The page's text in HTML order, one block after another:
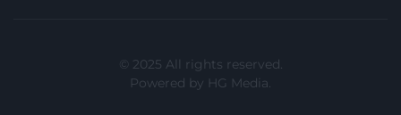
© 2025 All rights reserved.
Powered by HG Media.